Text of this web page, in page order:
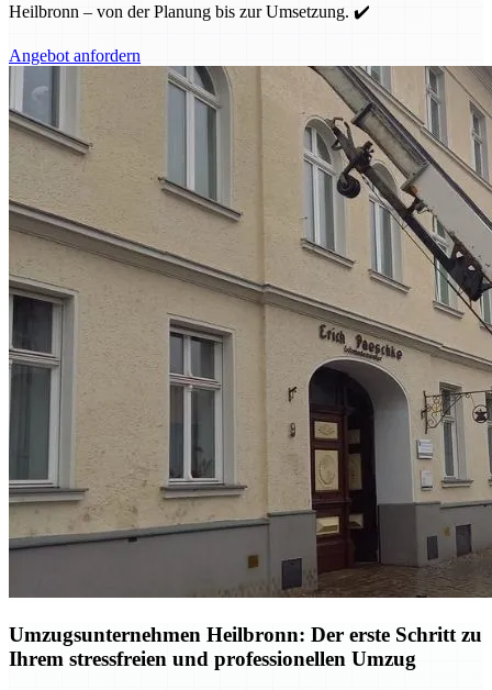
Heilbronn – von der Planung bis zur Umsetzung. ✔️
Angebot anfordern
Umzugsunternehmen Heilbronn: Der erste Schritt zu
Ihrem stressfreien und professionellen Umzug